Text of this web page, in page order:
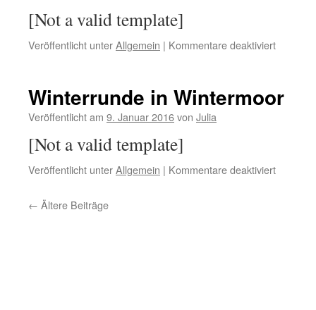
[Not a valid template]
Veröffentlicht unterAllgemein | Kommentare deaktiviertfür
Winterrunde in Wintermoor
Veröffentlicht am 9. Januar 2016von Julia
[Not a valid template]
Veröffentlicht unterAllgemein | Kommentare deaktiviertfür
← Ältere Beiträge